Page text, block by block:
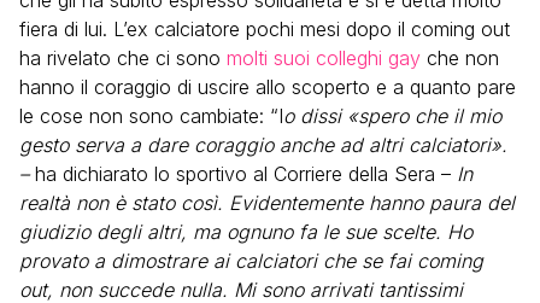
fiera di lui. L’ex calciatore pochi mesi dopo il coming out
ha rivelato che ci sono molti suoi colleghi gay che non
hanno il coraggio di uscire allo scoperto e a quanto pare
le cose non sono cambiate: “Io dissi «spero che il mio
gesto serva a dare coraggio anche ad altri calciatori».
–ha dichiarato lo sportivo al Corriere della Sera – In
realtà non è stato così. Evidentemente hanno paura del
giudizio degli altri, ma ognuno fa le sue scelte. Ho
provato a dimostrare ai calciatori che se fai coming
out, non succede nulla. Mi sono arrivati tantissimi